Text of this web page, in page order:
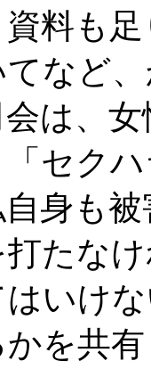
料も
てなど
は、
「セク
自身も
たな
はいけ
を共